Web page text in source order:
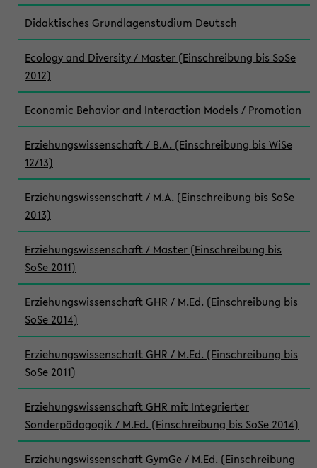
Didaktisches Grundlagenstudium Deutsch
Ecology and Diversity / Master (Einschreibung bis SoSe
2012)
Economic Behavior and Interaction Models / Promotion
Erziehungswissenschaft / B.A. (Einschreibung bis WiSe
12/13)
Erziehungswissenschaft / M.A. (Einschreibung bis SoSe
2013)
Erziehungswissenschaft / Master (Einschreibung bis
SoSe 2011)
Erziehungswissenschaft GHR / M.Ed. (Einschreibung bis
SoSe 2014)
Erziehungswissenschaft GHR / M.Ed. (Einschreibung bis
SoSe 2011)
Erziehungswissenschaft GHR mit Integrierter
Sonderpädagogik / M.Ed. (Einschreibung bis SoSe 2014)
Erziehungswissenschaft GymGe / M.Ed. (Einschreibung